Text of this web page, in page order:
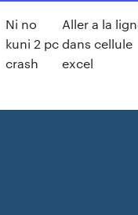
Ni no
kuni 2 pc
crash
Aller a la
dans cellule
excel